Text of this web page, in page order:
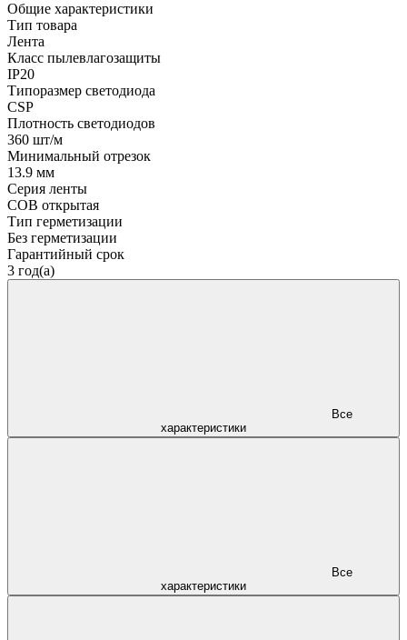
Общие характеристики
Тип товара
Лента
Класс пылевлагозащиты
IP20
Типоразмер светодиода
CSP
Плотность светодиодов
360 шт/м
Минимальный отрезок
13.9 мм
Серия ленты
COB открытая
Тип герметизации
Без герметизации
Гарантийный срок
3 год(а)
характеристики
характеристики